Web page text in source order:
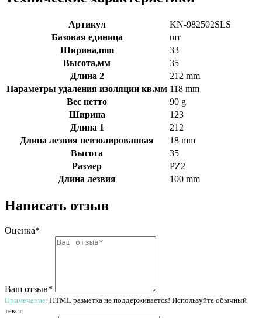
Артикул
KN-982502SLS
Базовая единица
шт
Ширина,mm
33
Высота,мм
35
Длина 2
212 mm
Параметры удаления изоляции кв.мм 118 mm
Вес нетто
90 g
Ширина
123
Длина 1
212
Длина лезвия неизолированная
18 mm
Высота
35
Размер
PZ2
Длина лезвия
100 mm
Написать отзыв
Оценка*
Ваш отзыв*
Примечание: HTML разметка не поддерживается! Используйте обычный
текст.